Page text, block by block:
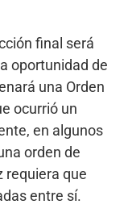
final será
oportunidad de
una Orden
ocurrió un
en algunos
orden de
requiera que
entre sí.